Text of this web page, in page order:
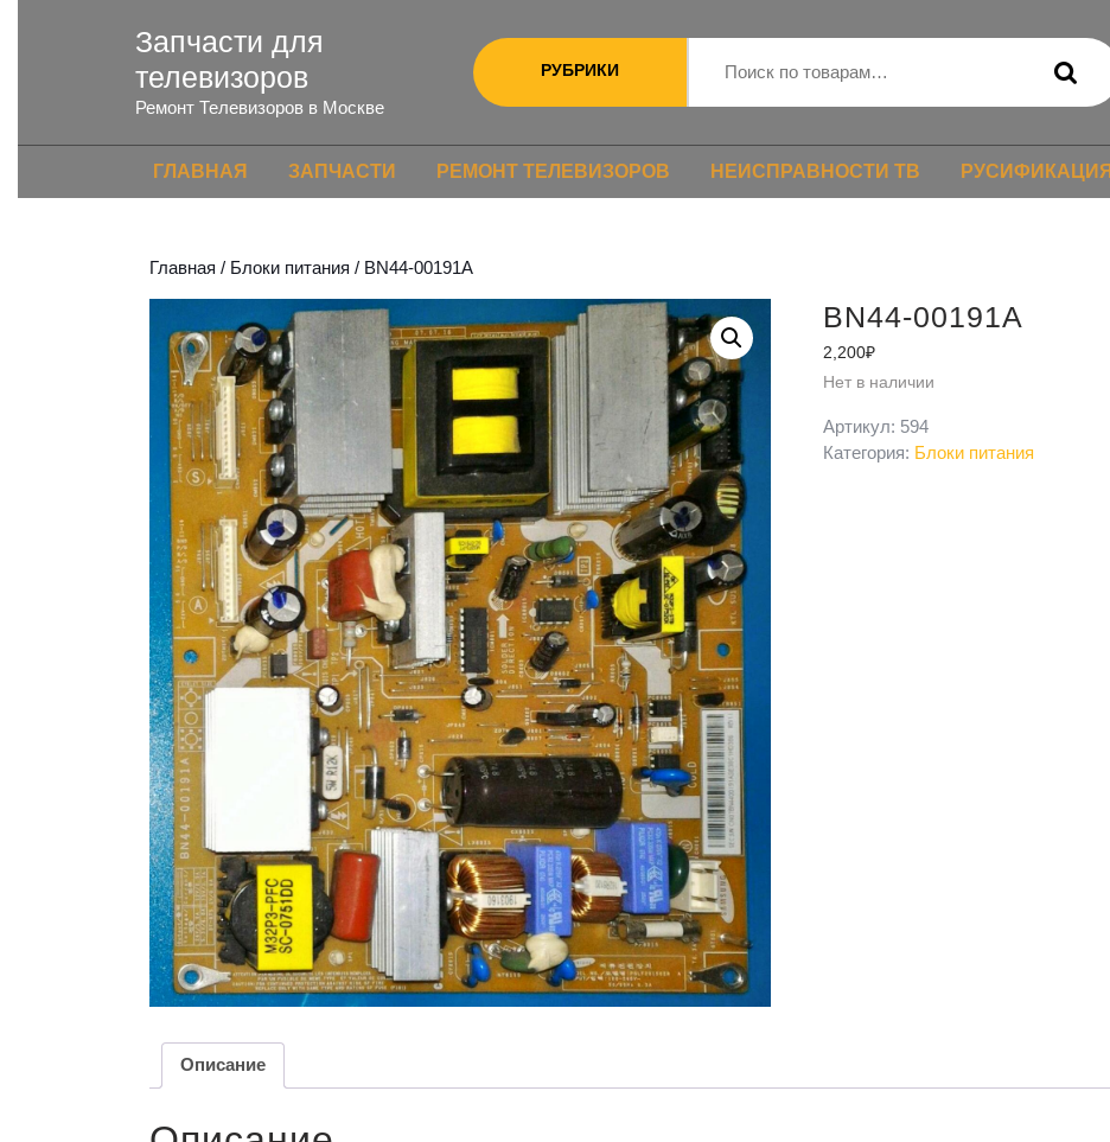
Запчасти для
телевизоров
Ремонт Телевизоров в Москве
РУБРИКИ
ГЛАВНАЯ ЗАПЧАСТИ РЕМОНТ ТЕЛЕВИЗОРОВ НЕИСПРАВНОСТИ ТВ РУСИФИКАЦИЯ
Главная / Блоки питания / BN44-00191A
BN44-00191A
2,200₽
Нет в наличии
Артикул: 594
Категория: Блоки питания
Описание